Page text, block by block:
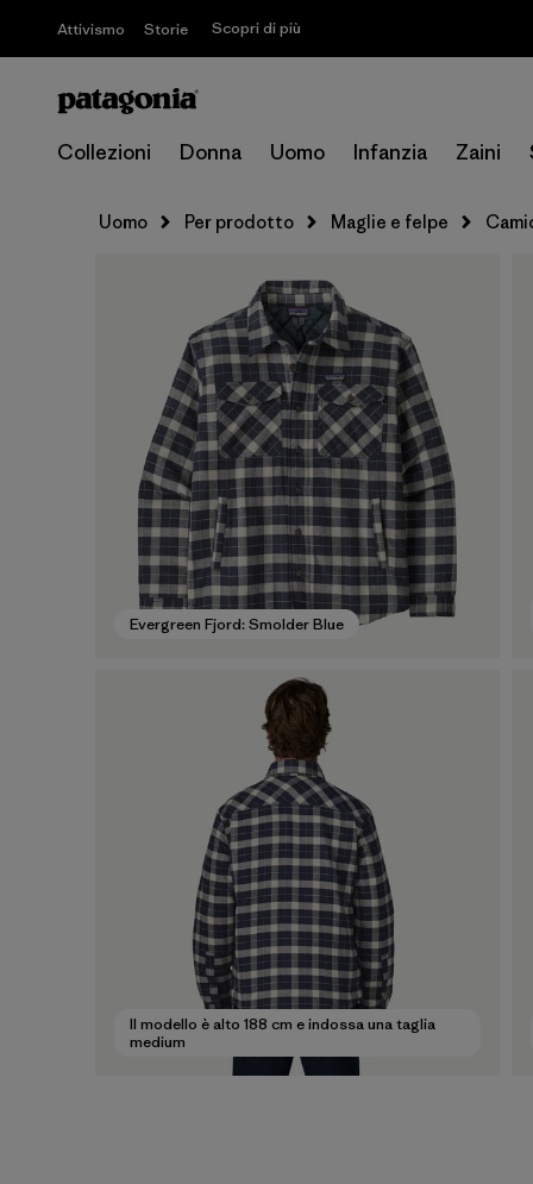
Attivismo Storie Scopri di più
Collezioni Donna Uomo Infanzia Zaini
Uomo Per prodotto Maglie e felpe
Evergreen Fjord: Smolder Blue
Il modello è alto 188 cm e indossa una taglia
medium